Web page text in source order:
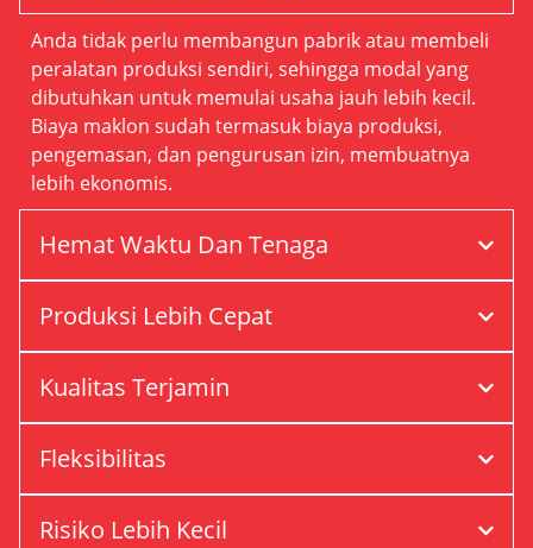
Anda tidak perlu membangun pabrik atau membeli
peralatan produksi sendiri, sehingga modal yang
dibutuhkan untuk memulai usaha jauh lebih kecil.
Biaya maklon sudah termasuk biaya produksi,
pengemasan, dan pengurusan izin, membuatnya
lebih ekonomis.
Hemat Waktu Dan Tenaga
Produksi Lebih Cepat
Kualitas Terjamin
Fleksibilitas
Risiko Lebih Kecil